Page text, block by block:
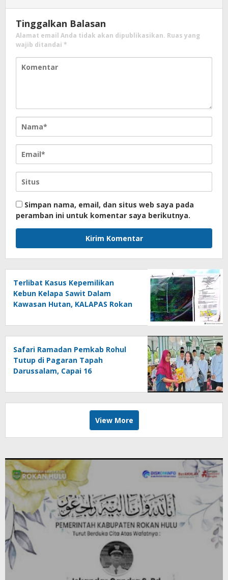
Tinggalkan Balasan
Alamat email Anda tidak akan dipublikasikan. Ruas yang
wajib ditandai *
Simpan nama, email, dan situs web saya pada
peramban ini untuk komentar saya berikutnya.
Terlibat Kasus Kepemilikan
Kebun Kelapa Sawit Dalam
Kawasan Hutan, KALAPAS Rokan
Cita Presiden Republik Indonesia
Safari Ramadan Pemkab Rohul
Tutup di Pagaran Tapah
Darussalam, Capai 16
dan Sinergi
View More